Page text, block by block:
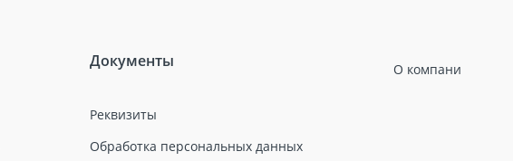
Документы
Реквизиты
Обработка персональных данных
О компани